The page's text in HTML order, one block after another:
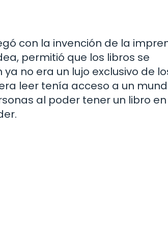
con la invención de la
permitió que los libros se
no era un lujo exclusivo de
leer tenía acceso a un
al poder tener un libro en